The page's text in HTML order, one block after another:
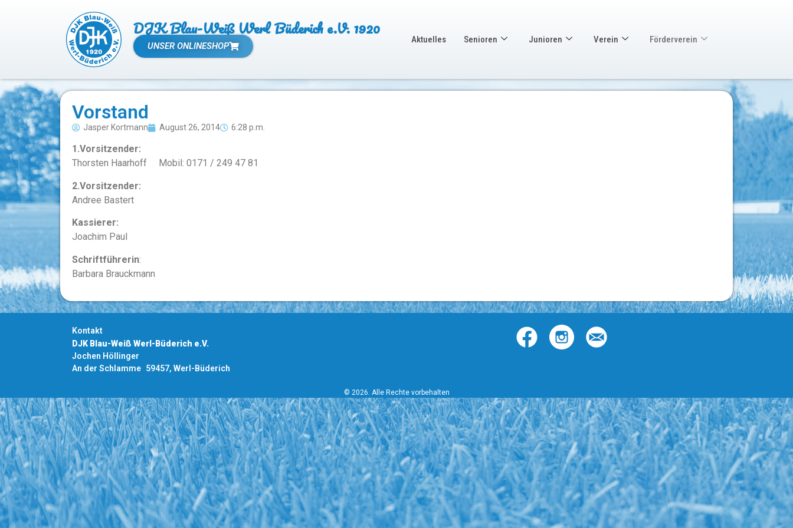
DJK Blau-Weiß Werl Büderich e.V. 1920
UNSER ONLINESHOP
Aktuelles Senioren Junioren Verein Förderverein
Vorstand
Jasper Kortmann August 26, 2014 6:28 p.m.
1.Vorsitzender:
Thorsten Haarhoff Mobil: 0171 / 249 47 81
2.Vorsitzender:
Andree Bastert
Kassierer:
Joachim Paul
Schriftführerin:
Barbara Brauckmann
Kontakt
DJK Blau-Weiß Werl-Büderich e.V.
Jochen Höllinger
An der Schlamme 59457, Werl-Büderich
© 2026. Alle Rechte vorbehalten